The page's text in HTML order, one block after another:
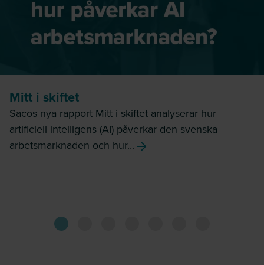
Mitt i skiftet
Sacos nya rapport Mitt i skiftet analyserar hur
artificiell intelligens (AI) påverkar den svenska
arbetsmarknaden och hur...